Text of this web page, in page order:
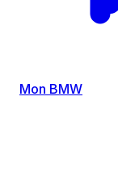
Mon BMW